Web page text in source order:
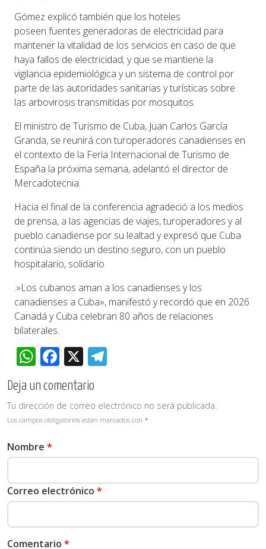
Gómez explicó también que los hoteles
poseen fuentes generadoras de electricidad para
mantener la vitalidad de los servicios en caso de que
haya fallos de electricidad; y que se mantiene la
vigilancia epidemiológica y un sistema de control por
parte de las autoridades sanitarias y turísticas sobre
las arbovirosis transmitidas por mosquitos.
El ministro de Turismo de Cuba, Juan Carlos García
Granda, se reunirá con turoperadores canadienses en
el contexto de la Feria Internacional de Turismo de
España la próxima semana, adelantó el director de
Mercadotecnia.
Hacia el final de la conferencia agradeció a los medios
de prensa, a las agencias de viajes, turoperadores y al
pueblo canadiense por su lealtad y expresó que Cuba
continúa siendo un destino seguro, con un pueblo
hospitalario, solidario
.»Los cubanos aman a los canadienses y los
canadienses a Cuba», manifestó y recordó que en 2026
Canadá y Cuba celebran 80 años de relaciones
bilaterales.
WhatsApp
Facebook
X
Deja un comentario
Tu dirección de correo electrónico no será publicada.
Los campos obligatorios están marcados con *
Nombre *
Correo electrónico *
Comentario *